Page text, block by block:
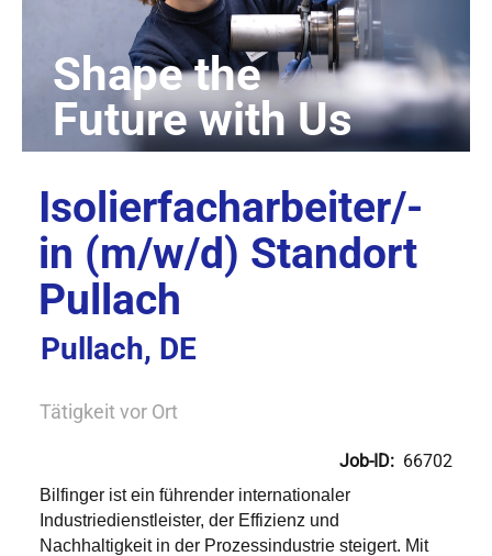
Isolierfacharbeiter/-
in (m/w/d) Standort
Pullach
Pullach, DE
Tätigkeit vor Ort
Job-ID: 66702
Bilfinger ist ein führender internationaler
Industriedienstleister, der Effizienz und
Nachhaltigkeit in der Prozessindustrie steigert. Mit